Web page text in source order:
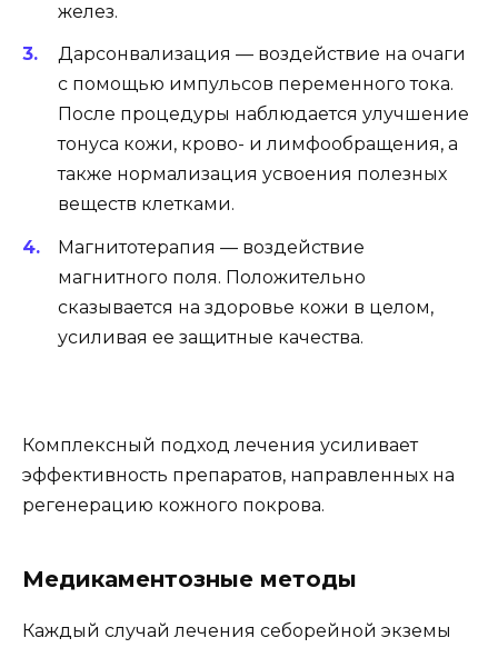
желез.
Дарсонвализация — воздействие на очаги
с помощью импульсов переменного тока.
После процедуры наблюдается улучшение
тонуса кожи, крово- и лимфообращения, а
также нормализация усвоения полезных
веществ клетками.
Магнитотерапия — воздействие
магнитного поля. Положительно
сказывается на здоровье кожи в целом,
усиливая ее защитные качества.
Комплексный подход лечения усиливает
эффективность препаратов, направленных на
регенерацию кожного покрова.
Медикаментозные методы
Каждый случай лечения себорейной экземы